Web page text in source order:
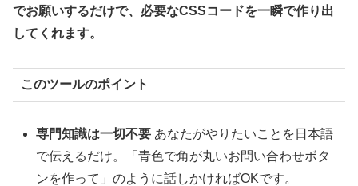
でお願いするだけで、必要なCSSコードを一瞬で作り出
してくれます。
このツールのポイント
専門知識は一切不要 あなたがやりたいことを日本語
で伝えるだけ。「青色で角が丸いお問い合わせボタ
ンを作って」のように話しかければOKです。